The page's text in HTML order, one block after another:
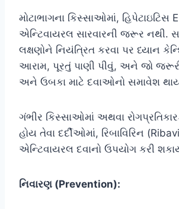
મોટાભાગના કિસ્સાઓમાં, હિપેટાઇટિસ
એન્ટિવાયરલ સારવારની જરૂર નથી.
લક્ષણોને નિયંત્રિત કરવા પર ધ્યાન
આરામ, પૂરતું પાણી પીવું, અને જો જરૂરી
અને ઉબકા માટે દવાઓનો સમાવેશ
ગંભીર કિસ્સાઓમાં અથવા
હોય તેવા દર્દીઓમાં, રિબાવિરિન
એન્ટિવાયરલ દવાનો ઉપયોગ કરી
નિવારણ (Prevention):